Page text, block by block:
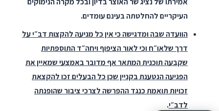
העיקריים להחלטתה בעינם עומדים.
הוועדה שבה ומדגישה כי אין כל מניעה להקצות דב״י על
דרך שלאו״ח וכי לאור הציפוף ויחה״ד התוספתיות
שקבעה תוכנית המתאר אף מדובר באמצעי שמאיין את
הפגיעה הנטענת בקניין שכן כל הבעלים זכו להקצאת
זכויות תואמת כנגד ההפרשה לצרכי ציבור שהופנתה
לדב״י.